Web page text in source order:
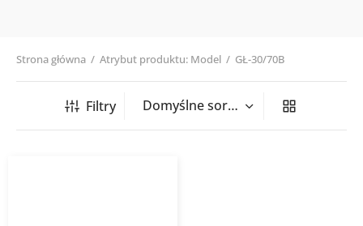
Strona główna / Atrybut produktu: Model / GŁ-30/70B
Filtry